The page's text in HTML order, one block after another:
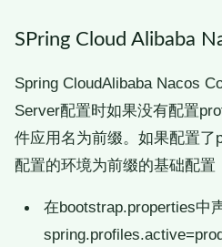
SPring Cloud Alibaba
Spring CloudAlibaba Nacos
Server配置时如果没有配置
件应用名为前缀。如果配置了
配置的环境为前缀的基础配置
在bootstrap.properties中